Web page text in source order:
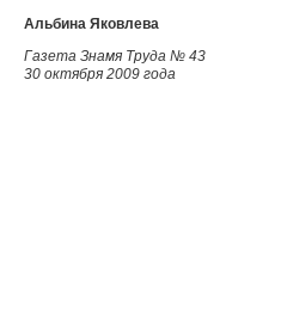
Альбина Яковлева
Газета Знамя Труда № 43
30 октября 2009 года